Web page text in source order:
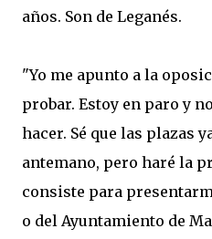
años. Son de Leganés.
"Yo me apunto a la
probar. Estoy en paro y
hacer. Sé que las plazas
antemano, pero haré la
consiste para
o del Ayuntamiento de